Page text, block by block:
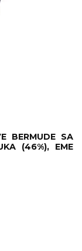
BERMUDE SA
(46%), EME